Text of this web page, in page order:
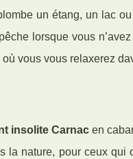
un étang, un lac
lorsque vous
vous vous relaxerez
insolite Carnac en
la nature, pour ceux qui